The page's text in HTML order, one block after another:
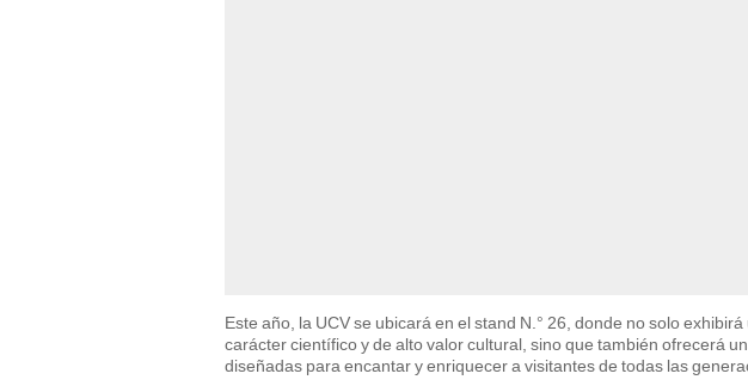
Este año, la UCV se ubicará en el stand N.° 26, donde no solo
carácter científico y de alto valor cultural, sino que también ofrecerá
diseñadas para encantar y enriquecer a visitantes de todas las